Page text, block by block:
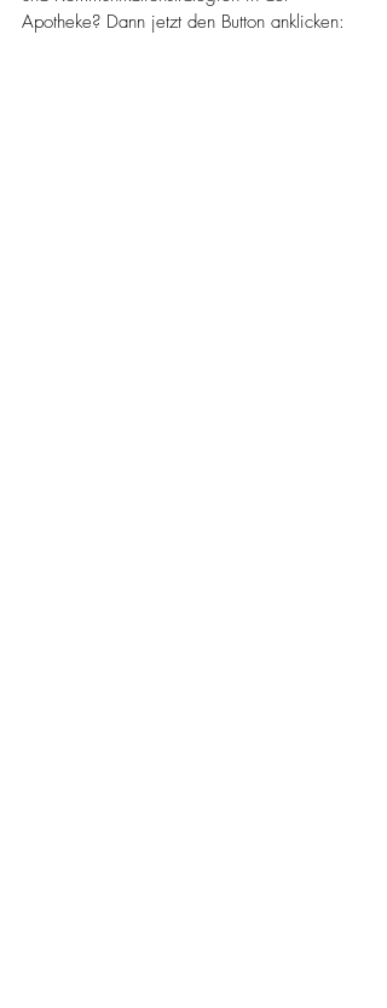
Apotheke? Dann jetzt den Button anklicken: